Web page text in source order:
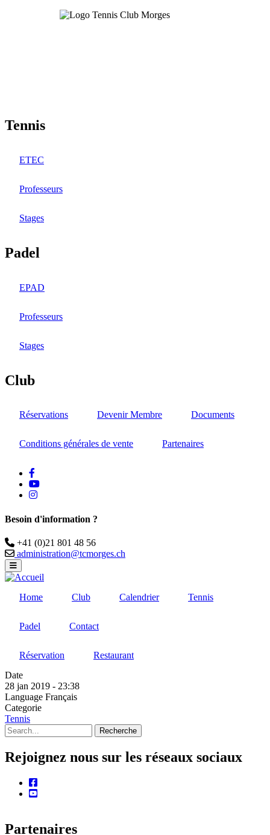
Tennis
ETEC
Professeurs
Stages
Padel
EPAD
Professeurs
Stages
Club
Réservations Devenir Membre Documents
Conditions générales de vente Partenaires
Youtube
instagram
Besoin d'information ?
Téléphone
+41 (0)21 801 48 56
Email
administration@tcmorges.ch
Home Club Calendrier Tennis
Padel Contact
Réservation
Restaurant
Date
28 jan 2019 - 23:38
Language Français
Categorie
Tennis
Recherche
Rejoignez nous sur les réseaux sociaux
facebook
youtube
Partenaires